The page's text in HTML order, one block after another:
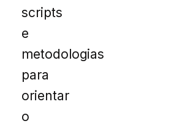
scripts
e
metodologias
para
orientar
o